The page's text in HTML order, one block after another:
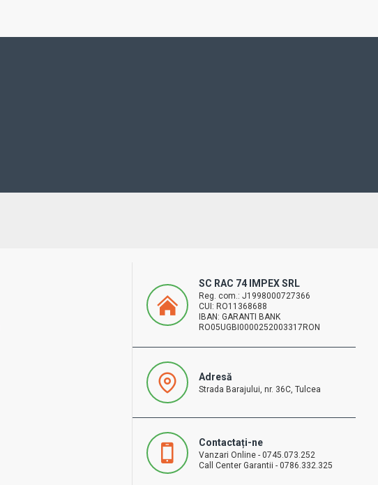
SC RAC 74 IMPEX SRL
Reg. com.: J1998000727366
CUI: RO11368688
IBAN: GARANTI BANK
RO05UGBI0000252003317RON
Adresă
Strada Barajului, nr. 36C, Tulcea
Contactați-ne
Vanzari Online - 0745.073.252
Call Center Garantii - 0786.332.325